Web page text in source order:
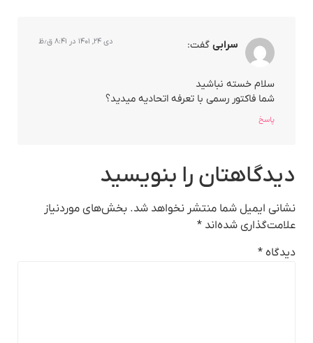
سرابی گفت: دی ۲۴, ۱۴۰۱ در ۸:۴۱ ق٫ظ
سلام خسته نباشید
شما فاکتور رسمی با تعرفه اتحادیه میدید؟
پاسخ
دیدگاهتان را بنویسید
نشانی ایمیل شما منتشر نخواهد شد. بخش‌های موردنیاز
علامت‌گذاری شده‌اند*
دیدگاه*